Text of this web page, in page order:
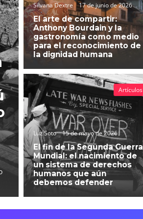
Silvana Dextre 17 de junio de 2026
El arte de compartir:
Anthony Bourdain y la
gastronomía como medio
para el reconocimiento de
la dignidad humana
Luz Soto 15 de mayo de 2026
El fin de la Segunda Guerra
Mundial: el nacimiento de
un sistema de derechos
humanos que aún
debemos defender
Artículos